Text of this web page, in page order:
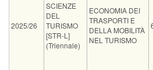
2025/26
SCIENZE
DEL
TURISMO
[STR-L]
(Triennale)
ECONOMIA DEI
TRASPORTI E
DELLA MOBILITÀ
NEL TURISMO